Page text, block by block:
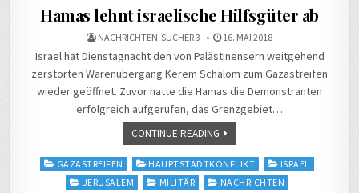
Hamas lehnt israelische Hilfsgüter ab
NACHRICHTEN-SUCHER 3 16. MAI 2018
Israel hat Dienstagnacht den von Palästinensern weitgehend
zerstörten Warenübergang Kerem Schalom zum Gazastreifen
wieder geöffnet. Zuvor hatte die Hamas die Demonstranten
erfolgreich aufgerufen, das Grenzgebiet…
CONTINUE READING
Posted
GAZASTREIFEN HAUPTSTADTKONFLIKT
ISRAEL
JERUSALEM
MILITÄR
NACHRICHTEN